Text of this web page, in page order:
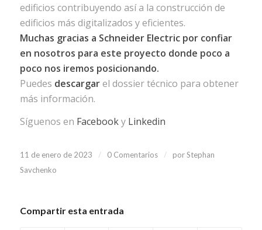
edificios contribuyendo así a la construcción de
edificios más digitalizados y eficientes.
Muchas gracias a Schneider Electric por confiar
en nosotros para este proyecto donde poco a
poco nos iremos posicionando.
Puedes descargarel dossier técnico para obtener
más información.
Síguenos en Facebooky Linkedin
11 de enero de 2023 / 0 Comentarios / porStephan
Savchenko
Compartir esta entrada